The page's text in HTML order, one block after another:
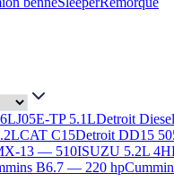
J05E-TP 5.1LDetroit
CAT C15Detroit DD15
13 — 510ISUZU 5.2L
B6.7 — 220 hp